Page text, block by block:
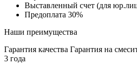
Выставленный счет (для
Предоплата 30%
Наши преимущества
Гарантия качества Гарантия на
3 года